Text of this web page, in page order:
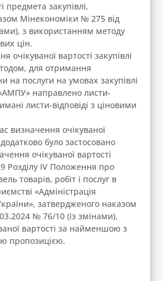
предмета закупівлі,
Мінекономіки № 275 від
з використанням методу
цін.
очікуваної вартості закупівлі
для отримання
на послуги на умовах закупівлі
направлено листи-
листи-відповіді з ціновими
визначення очікуваної
додатково було застосовано
очікуваної вартості
9 Розділу IV Положення про
товарів, робіт і послуг в
«Адміністрація
затвердженого наказом
№ 76/10 (із змінами),
вартості за найменшою з
пропозицією.